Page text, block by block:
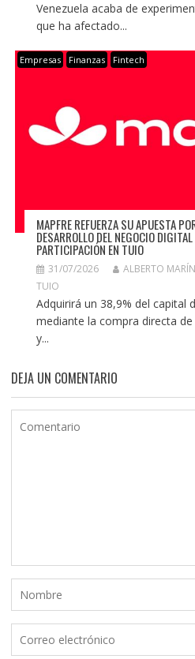
Venezuela acaba de
que ha afectado...
Empresas Finanzas Fintech
MAPFRE REFUERZA SU APUESTA
DESARROLLO DEL NEGOCIO
PARTICIPACIÓN EN TUIO
31/07/2026 ALBERTO
TUIO
Adquirirá un 38,9% del capital
mediante la compra directa
y...
DEJA UN COMENTARIO